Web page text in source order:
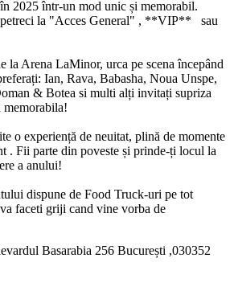
2025 într-un mod unic și memorabil.
petreci la "Acces General" , **VIP** sau
la Arena LaMinor, urca pe scena începând
Ian, Rava, Babasha, Noua Unspe,
& Botea si multi alți invitați supriza
memorabila!
o experiență de neuitat, plină de momente
. Fii parte din poveste și prinde-ți locul la
a anului!
dispune de Food Truck-uri pe tot
faceti griji cand vine vorba de
Basarabia 256 București ,030352